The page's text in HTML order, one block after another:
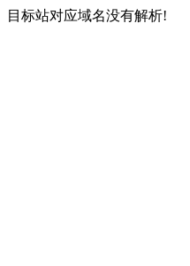
目标站对应域名没有解析!